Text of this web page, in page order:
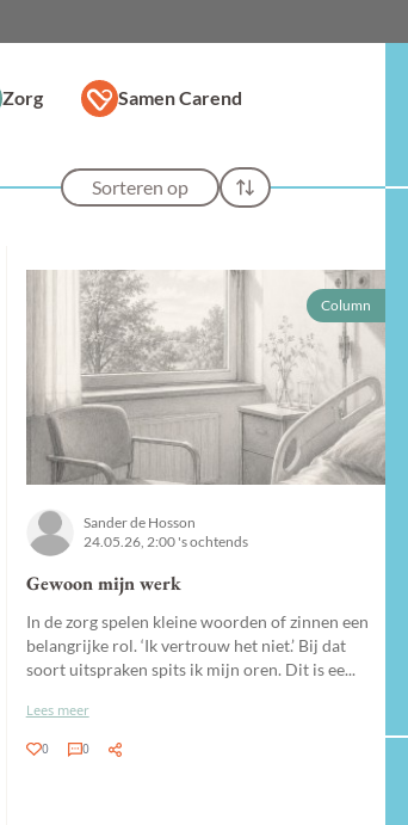
Zorg Samen Carend
Sorteren op
Column
Sander de Hosson
24.05.26, 2:00 's ochtends
Gewoon mijn werk
In de zorg spelen kleine woorden of zinnen een
belangrijke rol. ‘Ik vertrouw het niet.’ Bij dat
soort uitspraken spits ik mijn oren. Dit is ee...
Lees meer
0 0